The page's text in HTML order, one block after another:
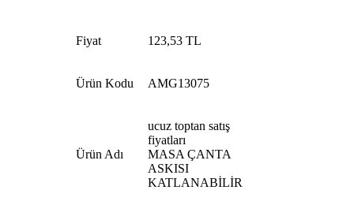
Fiyat 123,53 TL
Ürün Kodu AMG13075
Ürün Adı
ucuz toptan satış
fiyatları
MASA ÇANTA
ASKISI
KATLANABİLİR